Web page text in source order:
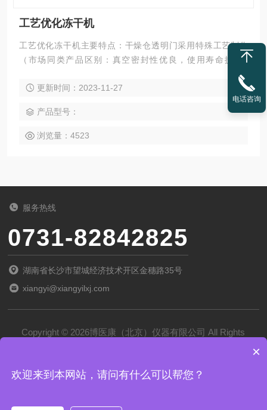
工艺优化冻干机
工艺优化冻干机主要特点：干燥仓透明门采用特殊工艺制作
（市场同类产品区别：真空密封性优良，使用寿命提高1
更新时间：2023-11-27
产品型号：
浏览量：4523
服务热线
0731-82842825
湖南省长沙市望城经济技术开区金穗路35号
xiangyi@xiangyilxj.com
Copyright © 2026博医康（北京）仪器有限公司 All Rights
电话咨询
×
欢迎来到本网站，请问有什么可以帮您？